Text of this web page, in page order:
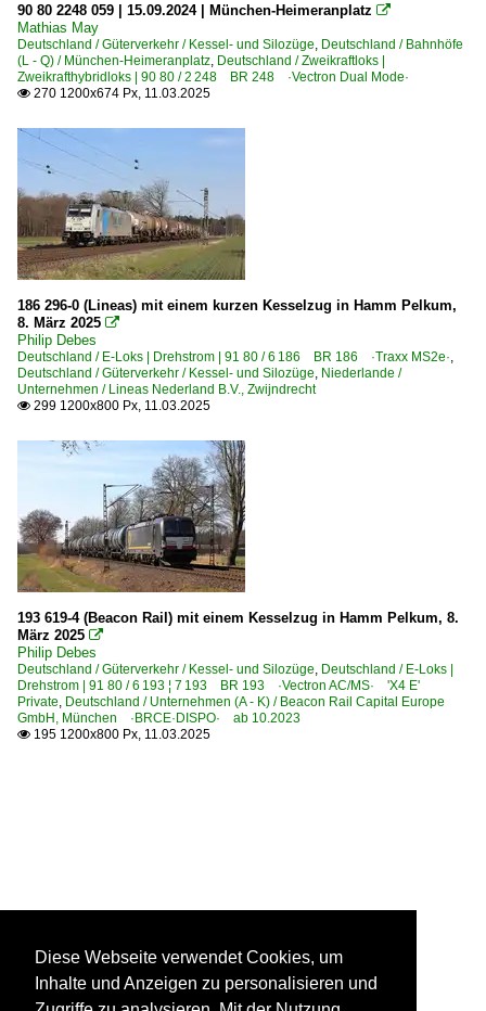
90 80 2248 059 | 15.09.2024 | München-Heimeranplatz 
Mathias May
Deutschland / Güterverkehr / Kessel- und Silozüge, Deutschland / Bahnhöfe
(L - Q) / München-Heimeranplatz, Deutschland / Zweikraftloks |
Zweikrafthybridloks | 90 80 / 2 248 BR 248 ·Vectron Dual Mode·
 270 1200x674 Px, 11.03.2025
186 296-0 (Lineas) mit einem kurzen Kesselzug in Hamm Pelkum,
8. März 2025 
Philip Debes
Deutschland / E-Loks | Drehstrom | 91 80 / 6 186 BR 186 ·Traxx MS2e·,
Deutschland / Güterverkehr / Kessel- und Silozüge, Niederlande /
Unternehmen / Lineas Nederland B.V., Zwijndrecht
 299 1200x800 Px, 11.03.2025
193 619-4 (Beacon Rail) mit einem Kesselzug in Hamm Pelkum, 8.
März 2025 
Philip Debes
Deutschland / Güterverkehr / Kessel- und Silozüge, Deutschland / E-Loks |
Drehstrom | 91 80 / 6 193 ¦ 7 193 BR 193 ·Vectron AC/MS· 'X4 E'
Private, Deutschland / Unternehmen (A - K) / Beacon Rail Capital Europe
GmbH, München ·BRCE·DISPO· ab 10.2023
 195 1200x800 Px, 11.03.2025
Diese Webseite verwendet Cookies, um
Inhalte und Anzeigen zu personalisieren und